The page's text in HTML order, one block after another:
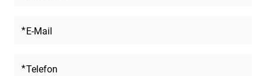
E-Mail
Telefon